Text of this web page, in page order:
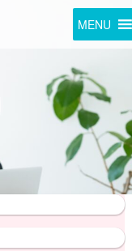
MENU